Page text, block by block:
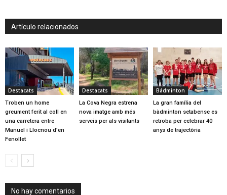
Artículo relacionados
Destacats
Troben un home
greument ferit al coll en
una carretera entre
Manuel i Llocnou d’en
Fenollet
Destacats
La Cova Negra estrena
nova imatge amb més
serveis per als visitants
Bádminton
La gran família del
bàdminton setabense es
retroba per celebrar 40
anys de trajectòria
No hay comentarios